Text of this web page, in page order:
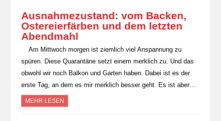
Ausnahmezustand: vom Backen,
Ostereierfärben und dem letzten
Abendmahl
Am Mittwoch morgen ist ziemlich viel Anspannung zu
spüren. Diese Quarantäne setzt einem merklich zu. Und das
obwohl wir noch Balkon und Garten haben. Dabei ist es der
erste Tag, an dem es mir merklich besser geht. Es ist aber…
MEHR LESEN